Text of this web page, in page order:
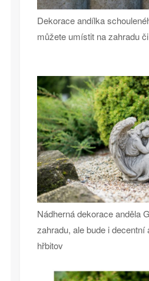
Dekorace andílka
můžete umístit na zahradu
Nádherná dekorace anděla
zahradu, ale bude i decentní
hřbitov